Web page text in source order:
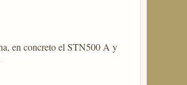
en concreto el STN500 A y